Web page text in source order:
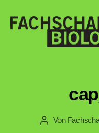
Beitragsautor
Von